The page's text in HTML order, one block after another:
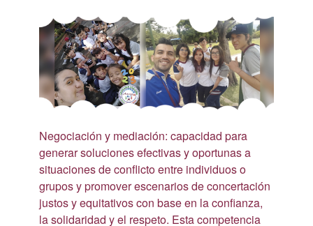
Negociación y mediación: capacidad para
generar soluciones efectivas y oportunas a
situaciones de conflicto entre individuos o
grupos y promover escenarios de concertación
justos y equitativos con base en la confianza,
la solidaridad y el respeto. Esta competencia